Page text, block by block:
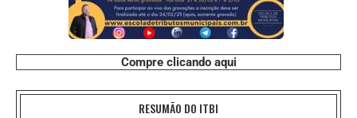
Compre clicando aqui
RESUMÃO DO ITBI